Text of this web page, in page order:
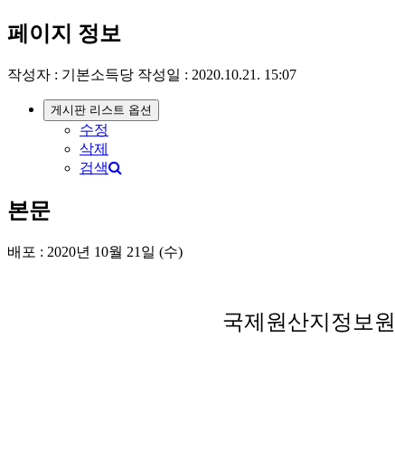
페이지 정보
작성자 : 기본소득당 작성일 : 2020.10.21. 15:07
게시판 리스트 옵션
수정
삭제
검색
본문
배포 : 2020년 10월 21일 (수)
국제원산지정보